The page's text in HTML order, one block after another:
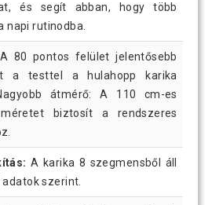
és segít abban, hogy több
napi rutinodba.
A 80 pontos felület jelentősebb
a testtel a hulahopp karika
átmérő: A 110 cm-es
biztosít a rendszeres
A karika 8 szegmensből áll
szerint.